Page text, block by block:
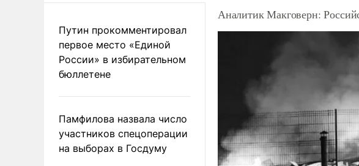
Путин прокомментировал
первое место «Единой
России» в избирательном
бюллетене
Памфилова назвала число
участников спецоперации
на выборах в Госдуму
Аналитик Макговерн: